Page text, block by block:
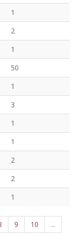
1
2
1
50
1
3
1
1
2
2
1
9 10 ...